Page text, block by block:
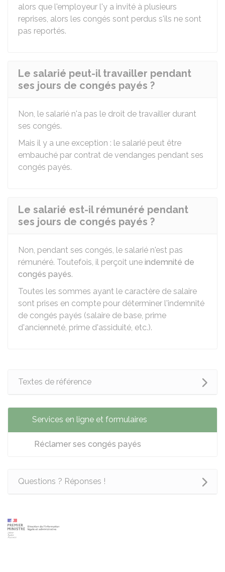
alors que l'employeur l'y a invité à plusieurs
reprises, alors les congés sont perdus s'ils ne sont
pas reportés.
Le salarié peut-il travailler pendant
ses jours de congés payés ?
Non, le salarié n'a pas le droit de travailler durant
ses congés.
Mais il y a une exception : le salarié peut être
embauché par contrat de vendanges pendant ses
congés payés.
Le salarié est-il rémunéré pendant
ses jours de congés payés ?
Non, pendant ses congés, le salarié n'est pas
rémunéré. Toutefois, il perçoit une indemnité de
congés payés.
Toutes les sommes ayant le caractère de salaire
sont prises en compte pour déterminer l'indemnité
de congés payés (salaire de base, prime
d'ancienneté, prime d'assiduité, etc.).
Textes de référence
Services en ligne et formulaires
Réclamer ses congés payés
Questions ? Réponses !